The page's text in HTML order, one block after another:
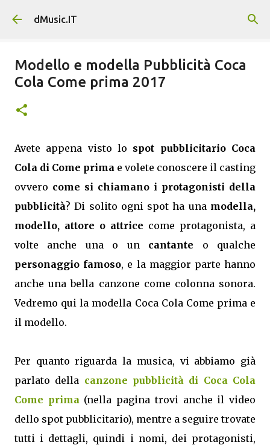
Passa ai contenuti principali
dMusic.IT
Modello e modella Pubblicità Coca
Cola Come prima 2017
Avete appena visto lo spot pubblicitario Coca
Cola di Come prima e volete conoscere il casting
ovvero come si chiamano i protagonisti della
pubblicità? Di solito ogni spot ha una modella,
modello, attore o attrice come protagonista, a
volte anche una o un cantante o qualche
personaggio famoso, e la maggior parte hanno
anche una bella canzone come colonna sonora.
Vedremo qui la modella Coca Cola Come prima e
il modello.
Per quanto riguarda la musica, vi abbiamo già
parlato della canzone pubblicità di Coca Cola
Come prima(nella pagina trovi anche il video
dello spot pubblicitario), mentre a seguire trovate
tutti i dettagli, quindi i nomi, dei protagonisti,